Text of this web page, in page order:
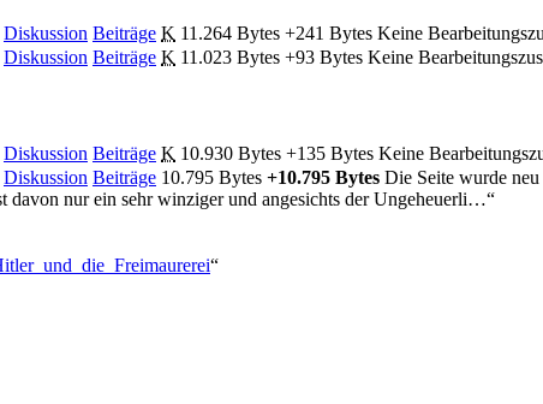
Diskussion Beiträge K 11.264 Bytes +241 Bytes Keine
Diskussion Beiträge K 11.023 Bytes +93 Bytes Keine
Diskussion Beiträge K 10.930 Bytes +135 Bytes Keine
Diskussion Beiträge 10.795 Bytes +10.795 Bytes Die Seite wurde
davon nur ein sehr winziger und angesichts der Ungeheuerli…“
“